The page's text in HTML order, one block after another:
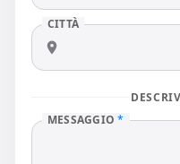
CITTÀ
MESSAGGIO*